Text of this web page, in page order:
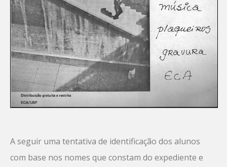
A seguir uma tentativa de identificação dos alunos
com base nos nomes que constam do expediente e